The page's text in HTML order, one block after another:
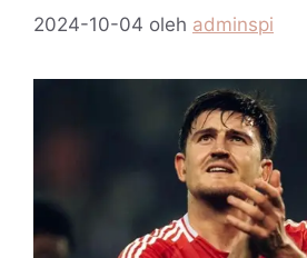
2024-10-04 oleh adminspi